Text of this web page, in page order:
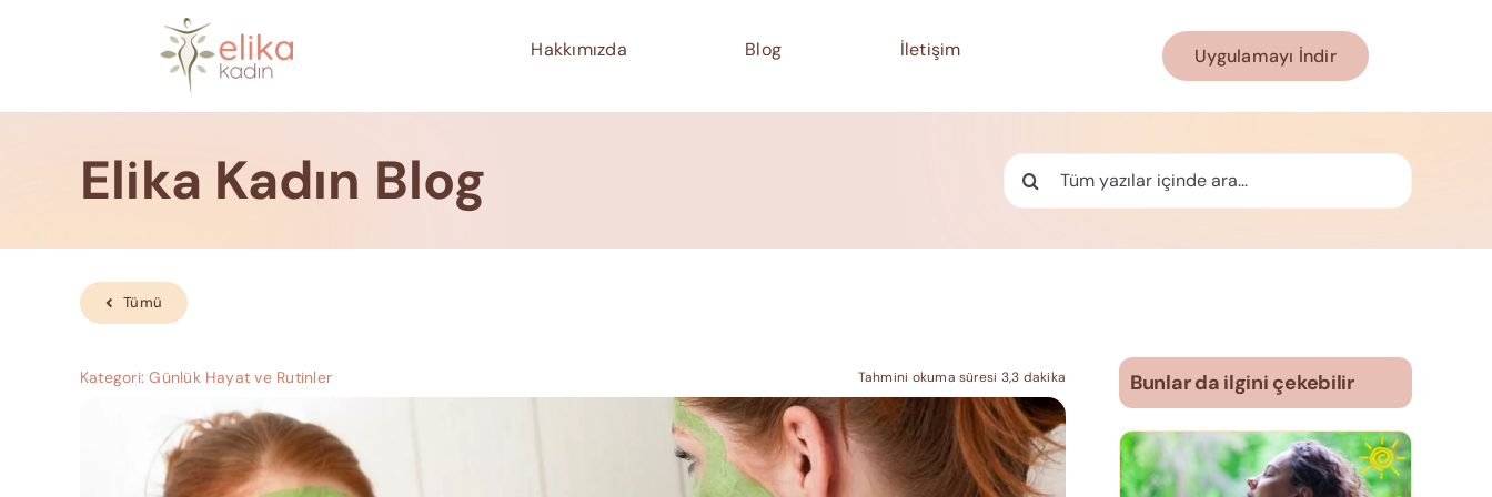
Hakkımızda Blog İletişim Uygulamayı İndir
Elika Kadın Blog Ara:
Tümü
Kategori:Günlük Hayat ve Rutinler Tahmini okuma süresi 3,3 dakika Bunlar da ilgini çekebilir